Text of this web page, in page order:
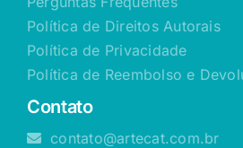
Política de Direitos Autorais
Política de Privacidade
Política de Reembolso e
Contato
contato@artecat.com.br